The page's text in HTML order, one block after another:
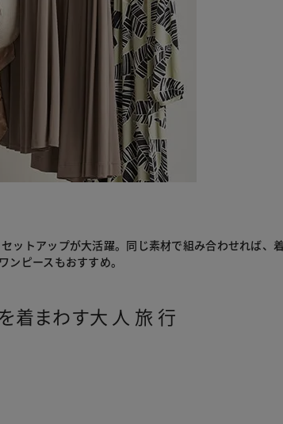
ットアップが大活躍。同じ素材で組み合わせれば、
ピースもおすすめ。
着まわす大 人 旅 行